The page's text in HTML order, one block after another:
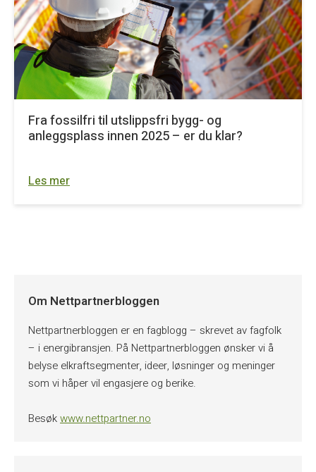
Fra fossilfri til utslippsfri bygg- og
anleggsplass innen 2025 – er du klar?
Les mer
Om Nettpartnerbloggen
Nettpartnerbloggen er en fagblogg – skrevet av fagfolk
– i energibransjen. På Nettpartnerbloggen ønsker vi å
belyse elkraftsegmenter, ideer, løsninger og meninger
som vi håper vil engasjere og berike.
Besøkwww.nettpartner.no